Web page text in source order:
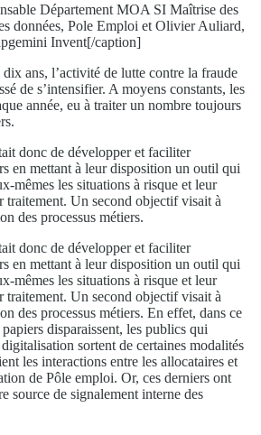
Département MOA SI Maîtrise des
données, Pole Emploi et Olivier Auliard,
Invent[/caption]
ans, l’activité de lutte contre la fraude
de s’intensifier. A moyens constants, les
année, eu à traiter un nombre toujours
donc de développer et faciliter
en mettant à leur disposition un outil qui
mêmes les situations à risque et leur
traitement. Un second objectif visait à
des processus métiers.
donc de développer et faciliter
en mettant à leur disposition un outil qui
mêmes les situations à risque et leur
traitement. Un second objectif visait à
des processus métiers. En effet, dans ce
disparaissent, les publics qui
sortent de certaines modalités
les interactions entre les allocataires et
de Pôle emploi. Or, ces derniers ont
source de signalement interne des